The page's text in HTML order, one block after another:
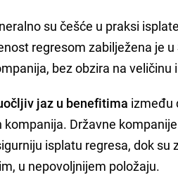
su češće u praksi
regresom zabilježena je
bez obzira na
jaz u benefitima između
Državne
isplatu regresa, dok su
u nepovoljnijem položaju.